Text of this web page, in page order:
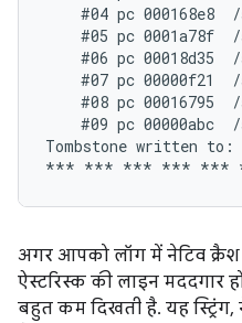
#04 pc 000168e8
#05 pc 0001a78f
#06 pc 00018d35
#07 pc 00000f21
#08 pc 00016795
#09 pc 00000abc
Tombstone written to:
अगर आपको लॉग में नेटिव
ऐस्टरिस्क की लाइन मददगार
बहुत कम दिखती है. यह